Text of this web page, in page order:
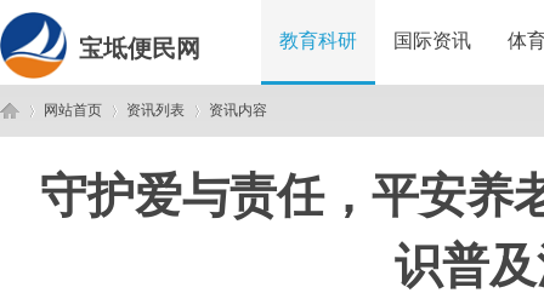
宝坻便民网 教育科研 国际资讯 体
网站首页
›
资讯列表 资讯内容
守护爱与责任，平安养
识普